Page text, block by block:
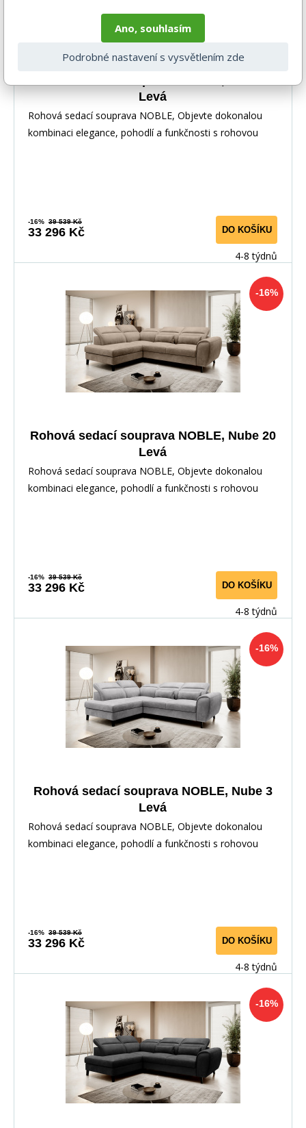
Levá
Rohová sedací souprava NOBLE, Objevte dokonalou
kombinaci elegance, pohodlí a funkčnosti s rohovou
-16% 39 539 Kč
33 296 Kč DO KOŠÍKU
4-8 týdnů
-16%
Rohová sedací souprava NOBLE, Nube 20
Levá
Rohová sedací souprava NOBLE, Objevte dokonalou
kombinaci elegance, pohodlí a funkčnosti s rohovou
-16% 39 539 Kč
33 296 Kč DO KOŠÍKU
4-8 týdnů
-16%
Rohová sedací souprava NOBLE, Nube 3
Levá
Rohová sedací souprava NOBLE, Objevte dokonalou
kombinaci elegance, pohodlí a funkčnosti s rohovou
-16% 39 539 Kč
33 296 Kč DO KOŠÍKU
4-8 týdnů
-16%
Ano, souhlasím
Podrobné nastavení s vysvětlením zde